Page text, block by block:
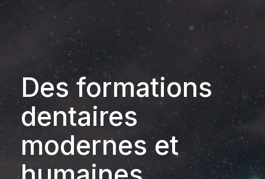
Des formations
dentaires
modernes et